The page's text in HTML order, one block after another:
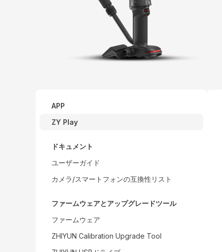
APP
ZY Play
ドキュメント
ユーザーガイド
カメラ/スマートフォンの互換性リスト
ファームウェアとアップグレードツール
ファームウェア
ZHIYUN Calibration Upgrade Tool